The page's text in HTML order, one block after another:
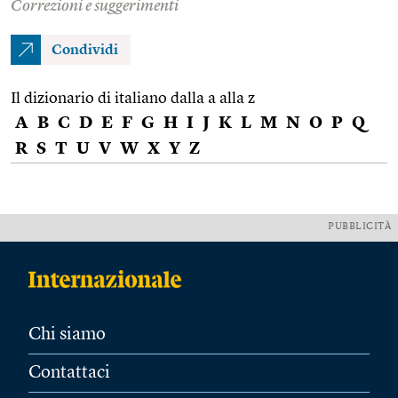
Correzioni e suggerimenti
Condividi
Il dizionario di italiano dalla a alla z
A B C D E F G H I J K L M N O P Q
R S T U V W X Y Z
PUBBLICITÀ
Chi siamo
Contattaci